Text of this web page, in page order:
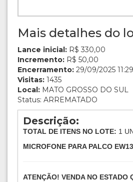
Mais detalhes do
Lance inicial: R$ 330,00
Incremento: R$ 50,00
Encerramento: 29/09/2025
Visitas: 1435
Local: MATO GROSSO DO SUL
Status: ARREMATADO
Descrição:
TOTAL DE ITENS NO LOTE: 1
MICROFONE PARA PALCO
ATENÇÃO! VENDA NO ESTADO